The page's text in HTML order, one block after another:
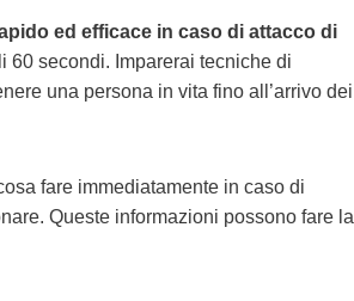
ed efficace in caso di attacco di
60 secondi. Imparerai tecniche di
una persona in vita fino all’arrivo dei
fare immediatamente in caso di
Queste informazioni possono fare la